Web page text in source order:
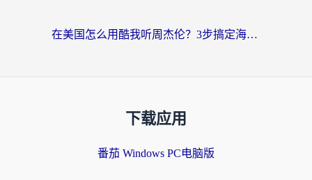
在美国怎么用酷我听周杰伦？3步搞定海外听歌难题
下载应用
番茄 Windows PC电脑版